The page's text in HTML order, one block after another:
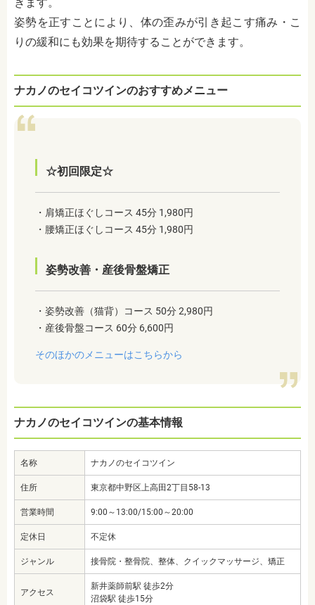
姿勢を正すことにより、体の歪みが引き起こす痛み・こ
りの緩和にも効果を期待することができます。
ナカノのセイコツインのおすすめメニュー
☆初回限定☆
・肩矯正ほぐしコース 45分 1,980円
・腰矯正ほぐしコース 45分 1,980円
姿勢改善・産後骨盤矯正
・姿勢改善（猫背）コース 50分 2,980円
・産後骨盤コース 60分 6,600円
そのほかのメニューはこちらから
ナカノのセイコツインの基本情報
名称 ナカノのセイコツイン
住所 東京都中野区上高田2丁目58-13
営業時間 9:00～13:00/15:00～20:00
定休日 不定休
ジャンル 接骨院・整骨院、整体、クイックマッサージ、矯正
アクセス
新井薬師前駅 徒歩2分
沼袋駅 徒歩15分